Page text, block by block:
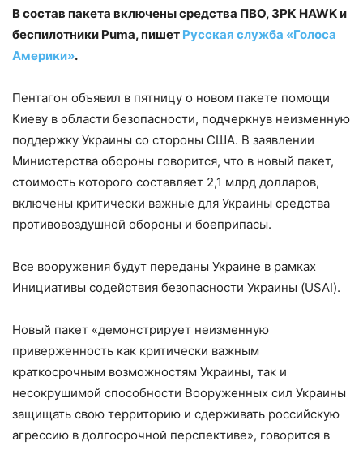
В состав пакета включены средства ПВО, ЗРК HAWK и
беспилотники Puma, пишет Русская служба «Голоса
Америки».
Пентагон объявил в пятницу о новом пакете помощи
Киеву в области безопасности, подчеркнув неизменную
поддержку Украины со стороны США. В заявлении
Министерства обороны говорится, что в новый пакет,
стоимость которого составляет 2,1 млрд долларов,
включены критически важные для Украины средства
противовоздушной обороны и боеприпасы.
Все вооружения будут переданы Украине в рамках
Инициативы содействия безопасности Украины (USAI).
Новый пакет «демонстрирует неизменную
приверженность как критически важным
краткосрочным возможностям Украины, так и
несокрушимой способности Вооруженных сил Украины
защищать свою территорию и сдерживать российскую
агрессию в долгосрочной перспективе», говорится в